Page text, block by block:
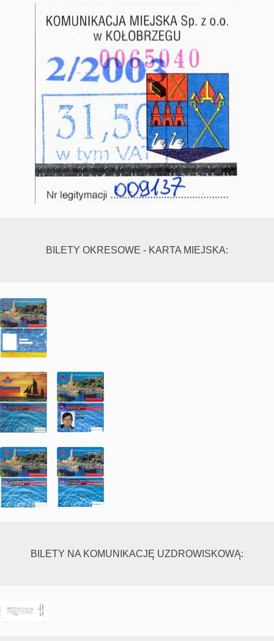
BILETY OKRESOWE - KARTA MIEJSKA:
BILETY NA KOMUNIKACJĘ UZDROWISKOWĄ: